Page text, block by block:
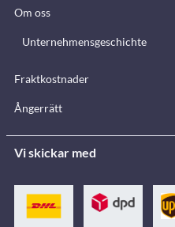
Om oss
Unternehmensgeschichte
Fraktkostnader
Ångerrätt
Vi skickar med